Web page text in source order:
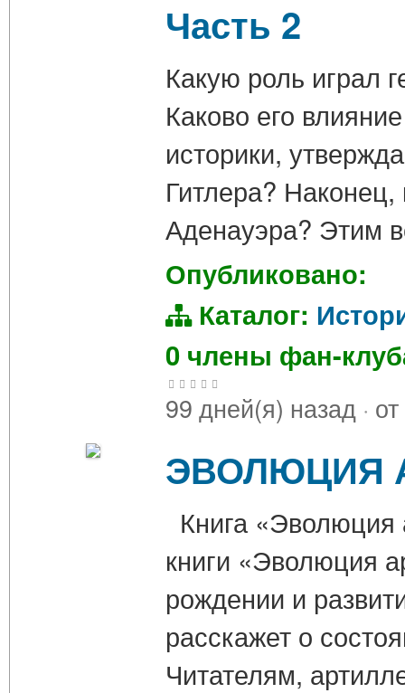
Часть 2
Какую роль играл
Каково его
историки,
Гитлера?
Аденауэра? Этим
Опубликовано:
Каталог:
0 члены фан-
99 дней(я) назад · от
ЭВОЛЮЦИЯ
Книга «Эволюция
книги «Эволюция
рождении и
расскажет о
Читателям,